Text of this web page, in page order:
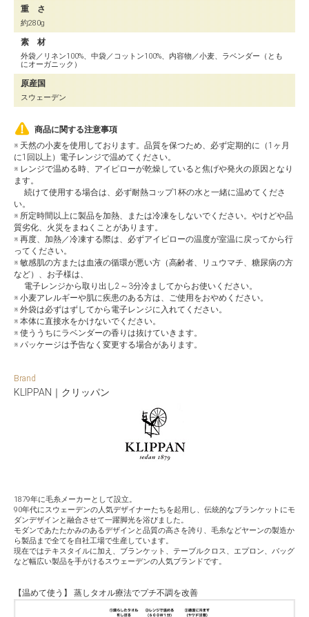
重 さ
約280g
素 材
外袋／リネン100%、中袋／コットン100%、内容物／小麦、ラベンダー（とも
にオーガニック）
原産国
スウェーデン
商品に関する注意事項
※ 天然の小麦を使用しております。品質を保つため、必ず定期的に（1ヶ月
に1回以上）電子レンジで温めてください。
※ レンジで温める時、アイピローが乾燥していると焦げや発火の原因となり
ます。
続けて使用する場合は、必ず耐熱コップ1杯の水と一緒に温めてくださ
い。
※ 所定時間以上に製品を加熱、または冷凍をしないでください。やけどや品
質劣化、火災をまねくことがあります。
※ 再度、加熱／冷凍する際は、必ずアイピローの温度が室温に戻ってから行
ってください。
※ 敏感肌の方または血液の循環が悪い方（高齢者、リュウマチ、糖尿病の方
など）、お子様は、
電子レンジから取り出し2～3分冷ましてからお使いください。
※ 小麦アレルギーや肌に疾患のある方は、ご使用をおやめください。
※ 外袋は必ずはずしてから電子レンジに入れてください。
※ 本体に直接水をかけないでください。
※ 使ううちにラベンダーの香りは抜けていきます。
※ パッケージは予告なく変更する場合があります。
Brand
KLIPPAN｜クリッパン
1879年に毛糸メーカーとして設立。
90年代にスウェーデンの人気デザイナーたちを起用し、伝統的なブランケットにモ
ダンデザインと融合させて一躍脚光を浴びました。
モダンであたたかみのあるデザインと品質の高さを誇り、毛糸などヤーンの製造か
ら製品まで全てを自社工場で生産しています。
現在ではテキスタイルに加え、ブランケット、テーブルクロス、エプロン、バッグ
など幅広い製品を手がけるスウェーデンの人気ブランドです。
【温めて使う】 蒸しタオル療法でプチ不調を改善